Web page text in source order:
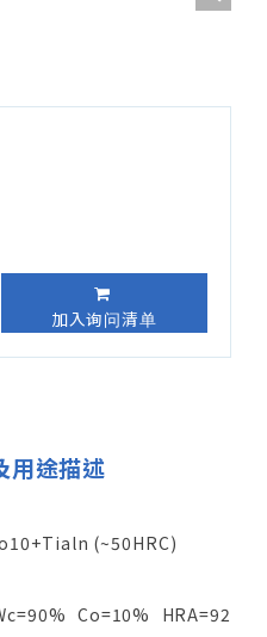
加入询问清单
用途描述
(~50HRC)
Co=10% HRA=92